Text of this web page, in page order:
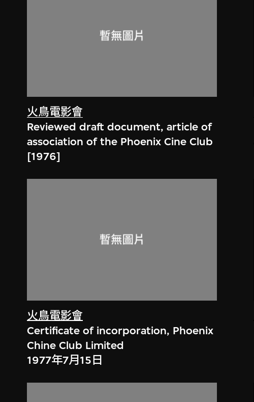
火鳥電影會
Reviewed draft document, article of
association of the Phoenix Cine Club
[1976]
火鳥電影會
Certificate of incorporation, Phoenix
Chine Club Limited
1977年7月15日